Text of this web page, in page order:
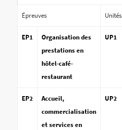
Épreuves Unités
EP1
Organisation des
prestations en
hôtel-café-
restaurant
UP1
EP2
Accueil,
commercialisation
et services en
UP2